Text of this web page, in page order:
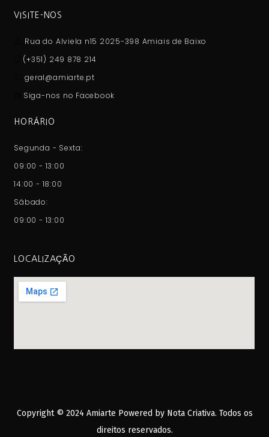
VISITE-NOS
Rua do Alviela n15 2025-398 Amiais de Baixo
(+351) 249 878 214
geral@amiarte.pt
Siga-nos no Facebook
HORÁRIO
Segunda - Sexta:
09:00 - 13:00
14:00 - 18:00
Sábado:
09:00 - 13:00
LOCALIZAÇÃO
Copyright © 2024 Amiarte Powered by Nota Criativa. Todos os
direitos reservados.